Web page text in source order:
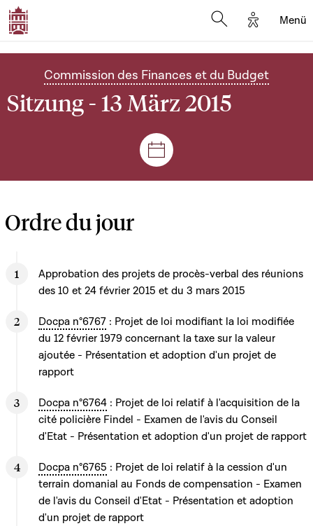
Options
Menü
Commission des Finances et du Budget
Sitzung - 13 März 2015
Plenar- und
Ordre du jour
Approbation des projets de procès-verbal des réunions
des 10 et 24 février 2015 et du 3 mars 2015
Docpa n°6767 : Projet de loi modifiant la loi modifiée
du 12 février 1979 concernant la taxe sur la valeur
ajoutée - Présentation et adoption d'un projet de
rapport
Docpa n°6764 : Projet de loi relatif à l'acquisition de la
cité policière Findel - Examen de l'avis du Conseil
d'Etat - Présentation et adoption d'un projet de rapport
Docpa n°6765 : Projet de loi relatif à la cession d'un
terrain domanial au Fonds de compensation - Examen
de l'avis du Conseil d'Etat - Présentation et adoption
d'un projet de rapport